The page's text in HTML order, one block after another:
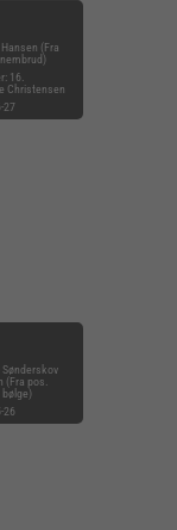
(Fra
16.
Christensen
27
(Fra pos.
bølge)
26